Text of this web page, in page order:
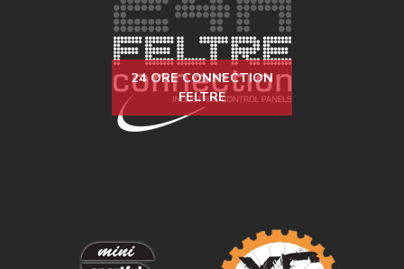
24 ORE CONNECTION
FELTRE